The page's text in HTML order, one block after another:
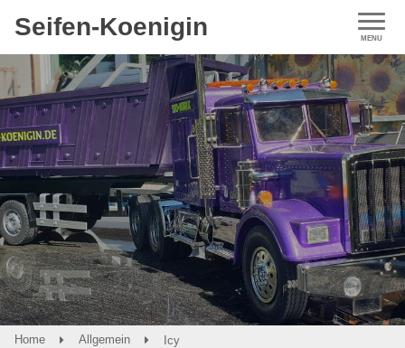
Seifen-Koenigin
Home Allgemein Icy